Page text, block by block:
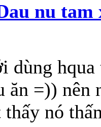
nu
dùng
ăn =)) nên
nó